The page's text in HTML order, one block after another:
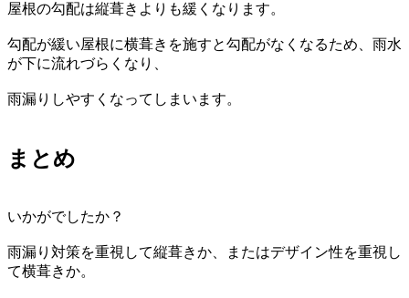
屋根の勾配は縦葺きよりも緩くなります。
勾配が緩い屋根に横葺きを施すと勾配がなくなるため、雨水
が下に流れづらくなり、
雨漏りしやすくなってしまいます。
まとめ
いかがでしたか？
雨漏り対策を重視して縦葺きか、またはデザイン性を重視し
て横葺きか。